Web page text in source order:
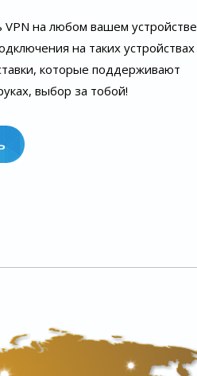
на любом вашем устройстве
на таких устройствах
которые поддерживают
выбор за тобой!